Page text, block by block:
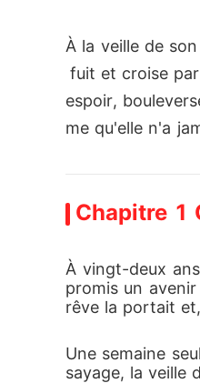
À la veille de
fuit et croise
espoir,
me qu'elle n'a
Chapitre 1
À vingt-deux
promis un
rêve la portait
Une semaine
sayage, la veille